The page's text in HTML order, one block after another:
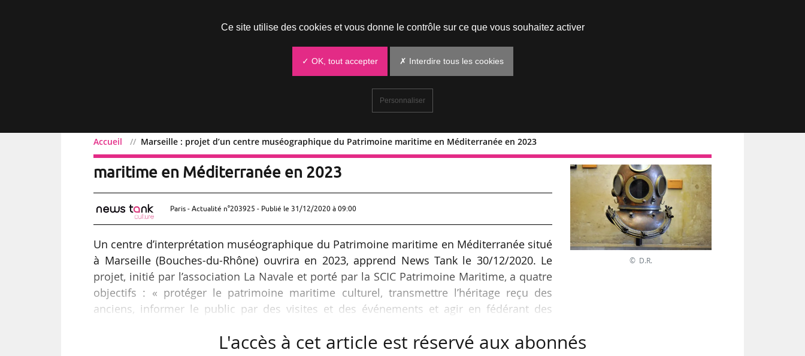
Accueil Marseille : projet d’un centre muséographique du Patrimoine maritime en Méditerranée en 2023
Marseille : projet d’un centre muséographique du Patrimoine
maritime en Méditerranée en 2023
Paris - Actualité n°203925 - Publié le 31/12/2020 à 09:00
Un centre d’interprétation muséographique du Patrimoine maritime en Méditerranée situé
à Marseille (Bouches-du-Rhône) ouvrira en 2023, apprend News Tank le 30/12/2020. Le
projet, initié par l’association La Navale et porté par la SCIC Patrimoine Maritime, a quatre
objectifs : « protéger le patrimoine maritime culturel, transmettre l’héritage reçu des
anciens, informer le public par des visites et des événements et agir en fédérant des
abritera notamment un centre d’interprétation muséographique incluant des collections
© D.R.
L'accès à cet article est réservé aux abonnés
Ce site utilise des cookies et vous donne le contrôle sur ce que vous souhaitez activer
✓ OK, tout accepter ✗ Interdire tous les cookies
Personnaliser